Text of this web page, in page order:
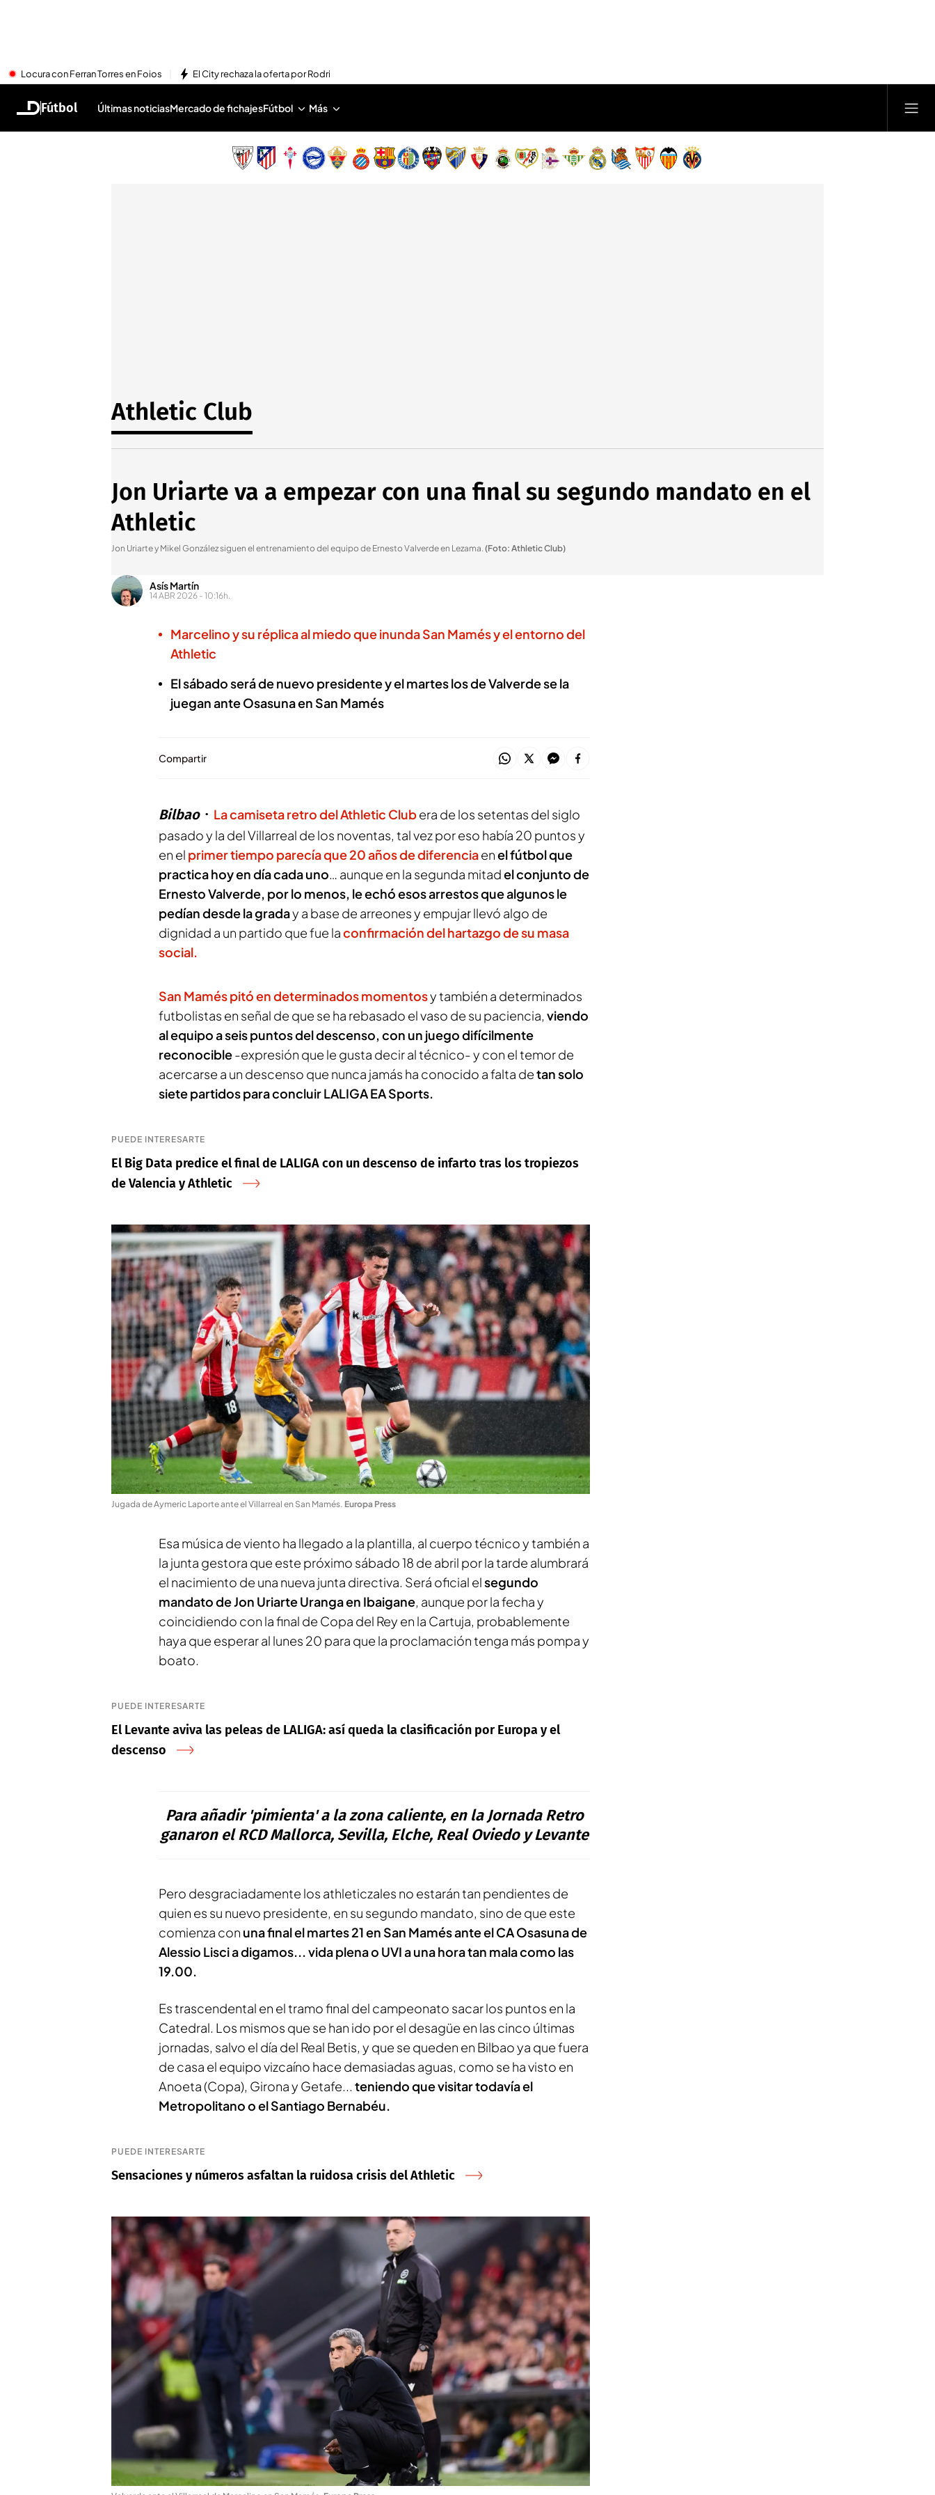
Locura con Ferran Torres en Foios El City rechaza la oferta por Rodri
Fútbol Últimas noticiasMercado de fichajesFútbol Más
Athletic Club
Jon Uriarte va a empezar con una final su segundo mandato en el
Athletic
Jon Uriarte y Mikel González siguen el entrenamiento del equipo de Ernesto Valverde en Lezama.(Foto: Athletic Club)
Asís Martín
14 ABR 2026 - 10:16h.
Marcelino y su réplica al miedo que inunda San Mamés y el entorno del
Athletic
El sábado será de nuevo presidente y el martes los de Valverde se la
juegan ante Osasuna en San Mamés
Compartir
Bilbao La camiseta retro del Athletic Clubera de los setentas del siglo
pasado y la del Villarreal de los noventas, tal vez por eso había 20 puntos y
en el primer tiempo parecía que 20 años de diferenciaenel fútbol que
practica hoy en día cada uno… aunque en la segunda mitadel conjunto de
Ernesto Valverde, por lo menos, le echó esos arrestos que algunos le
pedían desde la graday a base de arreones y empujar llevó algo de
dignidad a un partido que fue laconfirmación del hartazgo de su masa
social.
San Mamés pitó en determinados momentosy también a determinados
futbolistas en señal de que se ha rebasado el vaso de su paciencia, viendo
al equipo a seis puntos del descenso, con un juego difícilmente
reconocible-expresión que le gusta decir al técnico- y con el temor de
acercarse a un descenso que nunca jamás ha conocido a falta detan solo
siete partidos para concluir LALIGA EA Sports.
PUEDE INTERESARTE
El Big Data predice el final de LALIGA con un descenso de infarto tras los tropiezos
de Valencia y Athletic
Jugada de Aymeric Laporte ante el Villarreal en San Mamés. Europa Press
Esa música de viento ha llegado a la plantilla, al cuerpo técnico y también a
la junta gestora que este próximo sábado 18 de abril por la tarde alumbrará
el nacimiento de una nueva junta directiva. Será oficial elsegundo
mandato de Jon Uriarte Uranga en Ibaigane, aunque por la fecha y
coincidiendo con la final de Copa del Rey en la Cartuja, probablemente
haya que esperar al lunes 20 para que la proclamación tenga más pompa y
boato.
PUEDE INTERESARTE
El Levante aviva las peleas de LALIGA: así queda la clasificación por Europa y el
descenso
Para añadir 'pimienta' a la zona caliente, en la Jornada Retro
ganaron el RCD Mallorca, Sevilla, Elche, Real Oviedo y Levante
Pero desgraciadamente los athleticzales no estarán tan pendientes de
quien es su nuevo presidente, en su segundo mandato, sino de que este
comienza con una final el martes 21 en San Mamés ante el CA Osasuna de
Alessio Lisci a digamos... vida plena o UVI a una hora tan mala como las
19.00.
Es trascendental en el tramo final del campeonato sacar los puntos en la
Catedral. Los mismos que se han ido por el desagüe en las cinco últimas
jornadas, salvo el día del Real Betis, y que se queden en Bilbao ya que fuera
de casa el equipo vizcaíno hace demasiadas aguas, como se ha visto en
Anoeta (Copa), Girona y Getafe... teniendo que visitar todavía el
Metropolitano o el Santiago Bernabéu.
PUEDE INTERESARTE
Sensaciones y números asfaltan la ruidosa crisis del Athletic